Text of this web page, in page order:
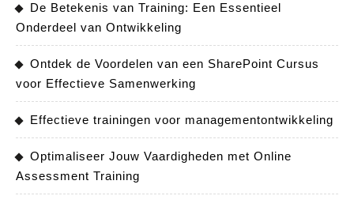
De Betekenis van Training: Een Essentieel
Onderdeel van Ontwikkeling
Ontdek de Voordelen van een SharePoint Cursus
voor Effectieve Samenwerking
Effectieve trainingen voor managementontwikkeling
Optimaliseer Jouw Vaardigheden met Online
Assessment Training